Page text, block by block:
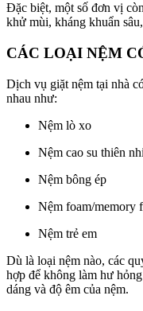
Đặc biệt, một số đơn vị
khử mùi, kháng khuẩn
CÁC LOẠI NỆM
Dịch vụ giặt nệm tại nhà
nhau như:
Nệm lò xo
Nệm cao su thiên
Nệm bông ép
Nệm foam/memory
Nệm trẻ em
Dù là loại nệm nào, các
hợp để không làm hư
dáng và độ êm của nệm.